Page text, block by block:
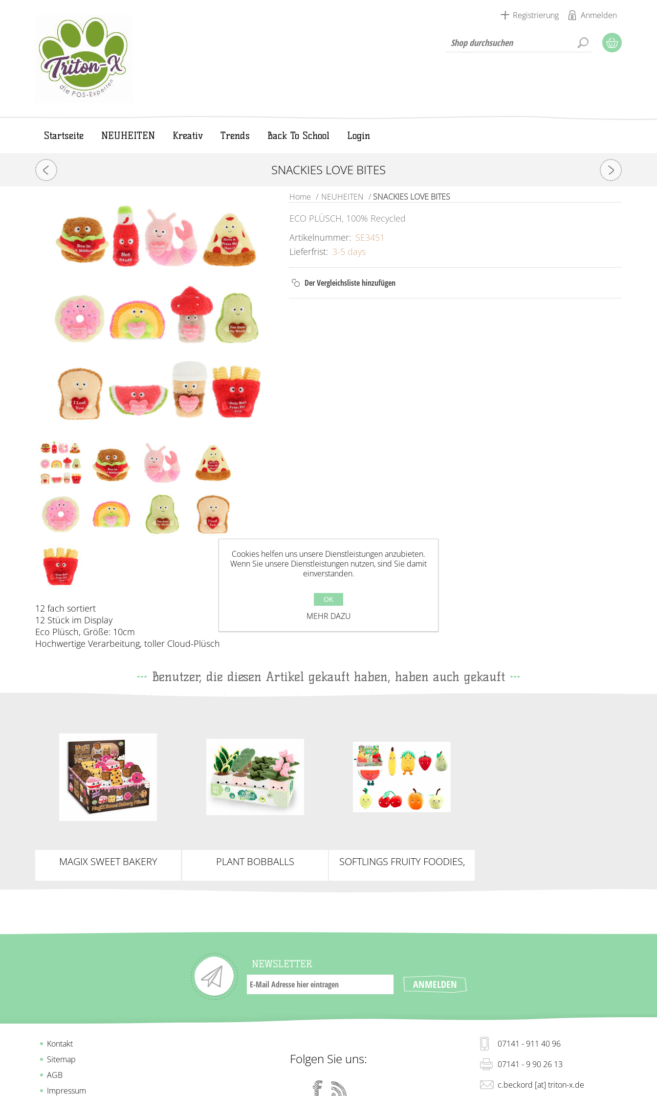
Registrierung Anmelden
Startseite NEUHEITEN Kreativ Trends Back To School Login
SNACKIES LOVE BITES
Home / NEUHEITEN / SNACKIES LOVE BITES
ECO PLÜSCH, 100% Recycled
Artikelnummer: SE3451
Lieferfrist: 3-5 days
12 fach sortiert
12 Stück im Display
Eco Plüsch, Größe: 10cm
Hochwertige Verarbeitung, toller Cloud-Plüsch
Benutzer, die diesen Artikel gekauft haben, haben auch gekauft
MAGIX SWEET BAKERY
PLANT BOBBALLS
SOFTLINGS FRUITY FOODIES,
NEWSLETTER
Kontakt
Sitemap
AGB
Impressum
Folgen Sie uns:
07141 - 911 40 96
07141 - 9 90 26 13
c.beckord [at] triton-x.de
Cookies helfen uns unsere Dienstleistungen anzubieten.
Wenn Sie unsere Dienstleistungen nutzen, sind Sie damit
einverstanden.
OK
MEHR DAZU